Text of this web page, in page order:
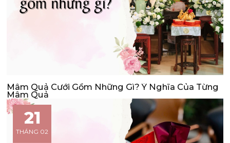
Mâm Quả Cưới Gồm Những Gì? Ý Nghĩa Của Từng
Mâm Quả
21
THÁNG 02